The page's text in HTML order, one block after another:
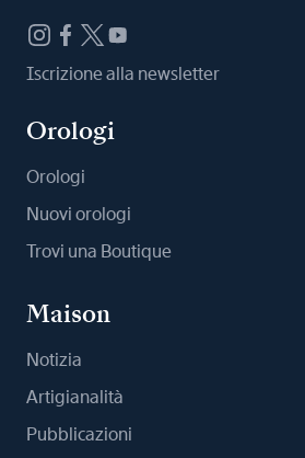
Iscrizione alla newsletter
Orologi
Orologi
Nuovi orologi
Trovi una Boutique
Maison
Notizia
Artigianalità
Pubblicazioni